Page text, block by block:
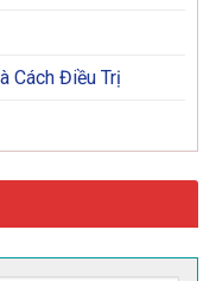
Cách Điều Trị